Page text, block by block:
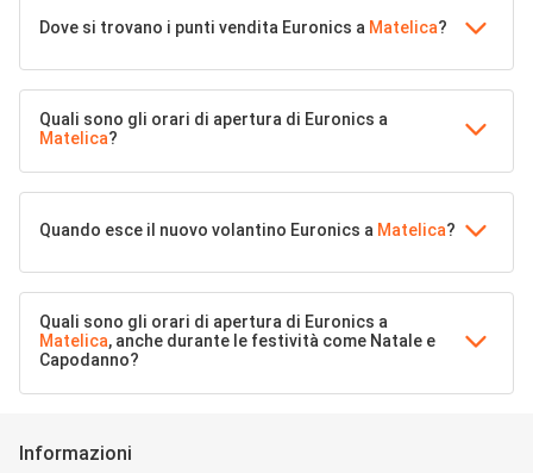
Dove si trovano i punti vendita Euronics a Matelica?
Quali sono gli orari di apertura di Euronics a
Matelica?
Quando esce il nuovo volantino Euronics a Matelica?
Quali sono gli orari di apertura di Euronics a
Matelica, anche durante le festività come Natale e
Capodanno?
Informazioni